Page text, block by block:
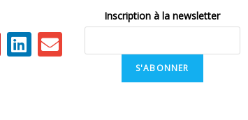
Inscription à la newsletter
S'ABONNER